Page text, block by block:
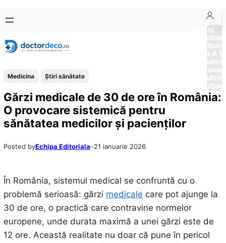
conținut
content
Boli si
Afectiuni
Sănătate
de la A
Medicina Ştiri sănătate
Gărzi medicale de 30 de ore în România:
O provocare sistemică pentru
sănătatea medicilor și pacienților
Posted byEchipa Editoriala–21 ianuarie 2026
În România, sistemul medical se confruntă cu o
problemă serioasă: gărzi medicale care pot ajunge la
30 de ore, o practică care contravine normelor
europene, unde durata maximă a unei gărzi este de
12 ore. Această realitate nu doar că pune în pericol